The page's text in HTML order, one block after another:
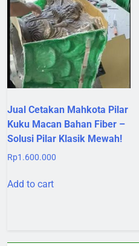
Jual Cetakan Mahkota Pilar
Kuku Macan Bahan Fiber –
Solusi Pilar Klasik Mewah!
Rp1.600.000
Add to cart